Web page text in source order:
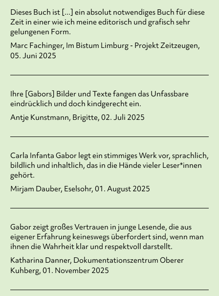
Dieses Buch ist [...] ein absolut notwendiges Buch für diese
Zeit in einer wie ich meine editorisch und grafisch sehr
gelungenen Form.
Marc Fachinger, Im Bistum Limburg - Projekt Zeitzeugen,
05. Juni 2025
Ihre [Gabors] Bilder und Texte fangen das Unfassbare
eindrücklich und doch kindgerecht ein.
Antje Kunstmann, Brigitte, 02. Juli 2025
Carla Infanta Gabor legt ein stimmiges Werk vor, sprachlich,
bildlich und inhaltlich, das in die Hände vieler Leser*innen
gehört.
Mirjam Dauber, Eselsohr, 01. August 2025
Gabor zeigt großes Vertrauen in junge Lesende, die aus
eigener Erfahrung keineswegs überfordert sind, wenn man
ihnen die Wahrheit klar und respektvoll darstellt.
Katharina Danner, Dokumentationszentrum Oberer
Kuhberg, 01. November 2025